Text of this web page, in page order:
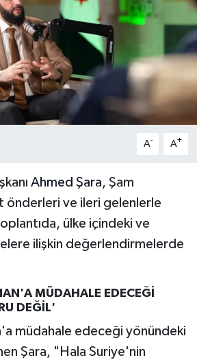
A- A+
Ahmed Şara, Şam
önderleri ve ileri gelenlerle
ülke içindeki ve
ilişkin değerlendirmelerde
MÜDAHALE EDECEĞİ
DEĞİL'
müdahale edeceği yönündeki
Şara, "Hala Suriye'nin